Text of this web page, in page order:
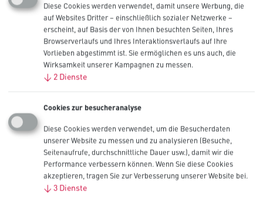
Technische Dokumentation
Innovation
OEM
Kontakt
Sicherheitssymbole Auf Den
Batterien
Entfernen Sie die Batterien, bevor Sie das Gerät lagern
Bei Verschlucken sofort einen Arzt aufsuchen
Diese Cookies werden verwendet, damit unsere Werbung, die
auf Websites Dritter – einschließlich sozialer Netzwerke –
erscheint, auf Basis der von Ihnen besuchten Seiten, Ihres
Browserverlaufs und Ihres Interaktionsverlaufs auf Ihre
Vorlieben abgestimmt ist. Sie ermöglichen es uns auch, die
Wirksamkeit unserer Kampagnen zu messen.
↓ 2 Dienste
Cookies zur besucheranalyse
Diese Cookies werden verwendet, um die Besucherdaten
unserer Website zu messen und zu analysieren (Besuche,
Seitenaufrufe, durchschnittliche Dauer usw.), damit wir die
Performance verbessern können. Wenn Sie diese Cookies
akzeptieren, tragen Sie zur Verbesserung unserer Website bei.
↓ 3 Dienste